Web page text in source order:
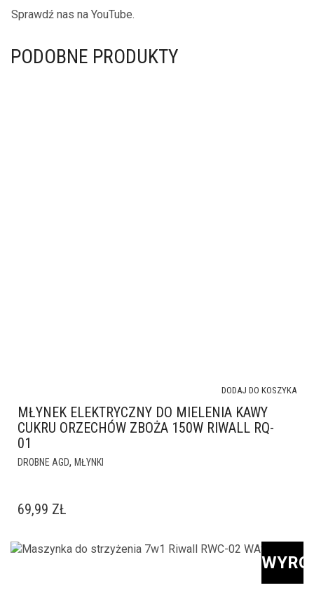
Sprawdź nas na YouTube.
PODOBNE PRODUKTY
MŁYNEK ELEKTRYCZNY DO MIELENIA KAWY
CUKRU ORZECHÓW ZBOŻA 150W RIWALL RQ-
01
DROBNE AGD, MŁYNKI
DODAJ DO KOSZYKA
69,99 ZŁ